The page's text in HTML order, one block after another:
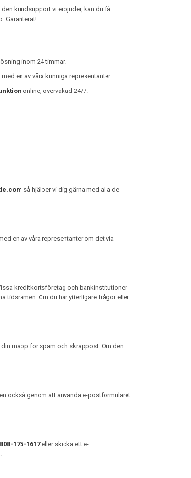
kundsupport vi erbjuder, kan du få
Garanterat!
inom 24 timmar.
en av våra kunniga representanter.
online, övervakad 24/7.
så hjälper vi dig gärna med alla de
en av våra representanter om det via
kreditkortsföretag och bankinstitutioner
tidsramen. Om du har ytterligare frågor eller
mapp för spam och skräppost. Om den
också genom att använda e-postformuläret
175-1617eller skicka ett e-